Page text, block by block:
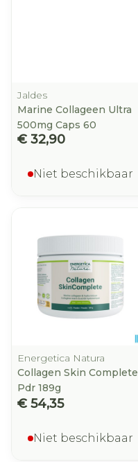
Jaldes
Marine Collageen Ultra
500mg Caps 60
€ 32,90
Niet beschikbaar
Energetica Natura
Collagen Skin Complete
Pdr 189g
€ 54,35
Niet beschikbaar